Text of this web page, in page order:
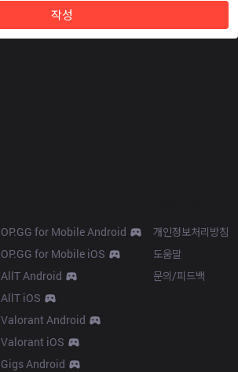
작성
OP.GG for Mobile Android
OP.GG for Mobile iOS
AllT Android
AllT iOS
Valorant Android
Valorant iOS
Gigs Android
개인정보처리방침
도움말
문의/피드백